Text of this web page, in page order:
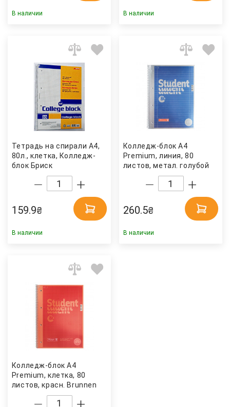
В наличии В наличии
Тетрадь на спирали А4,
80л., клетка, Колледж-
блок Бриск
159.9₴
В наличии
Колледж-блок А4
Premium, линия, 80
листов, метал. голубой
260.5₴
В наличии
Колледж-блок А4
Premium, клетка, 80
листов, красн. Brunnen